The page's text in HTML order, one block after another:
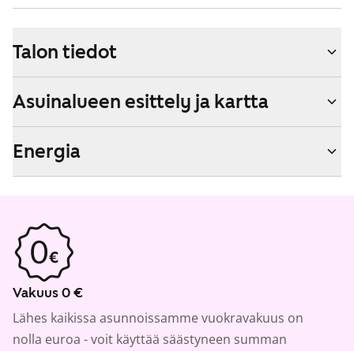
Talon tiedot
Asuinalueen esittely ja kartta
Energia
Vakuus 0 €
Lähes kaikissa asunnoissamme vuokravakuus on
nolla euroa - voit käyttää säästyneen summan